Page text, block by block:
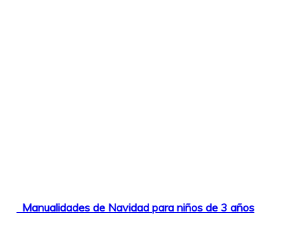
Manualidades de Navidad para niños de 3 años